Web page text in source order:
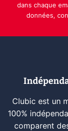
dans chaque
données,
Clubic est un
100%
comparent